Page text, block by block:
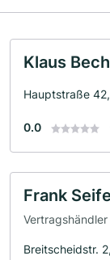
Klaus
Hauptstraße
0.0
Frank
Vertragshändler
Breitscheidstr.